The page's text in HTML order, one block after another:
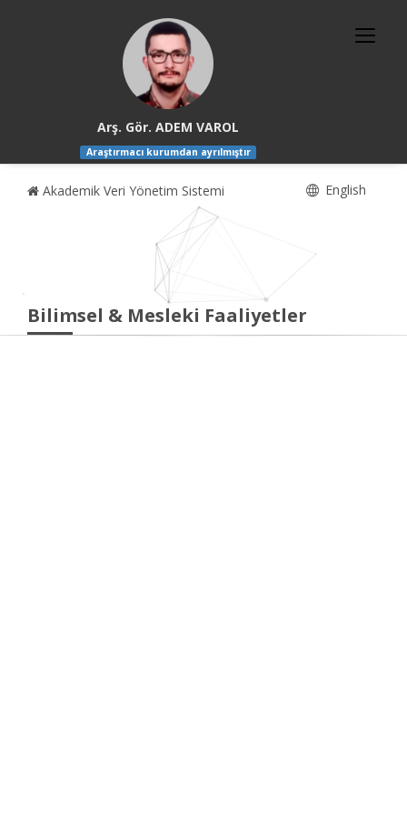
Arş. Gör. ADEM VAROL
Araştırmacı kurumdan ayrılmıştır
Akademik Veri Yönetim Sistemi English
Bilimsel & Mesleki Faaliyetler